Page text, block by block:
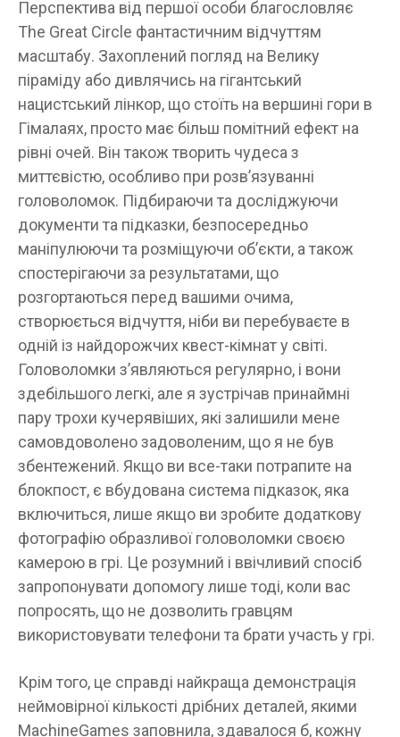
Перспектива від першої особи благословляє
The Great Circle фантастичним відчуттям
масштабу. Захоплений погляд на Велику
піраміду або дивлячись на гігантський
нацистський лінкор, що стоїть на вершині гори в
Гімалаях, просто має більш помітний ефект на
рівні очей. Він також творить чудеса з
миттєвістю, особливо при розв’язуванні
головоломок. Підбираючи та досліджуючи
документи та підказки, безпосередньо
маніпулюючи та розміщуючи об’єкти, а також
спостерігаючи за результатами, що
розгортаються перед вашими очима,
створюється відчуття, ніби ви перебуваєте в
одній із найдорожчих квест-кімнат у світі.
Головоломки з’являються регулярно, і вони
здебільшого легкі, але я зустрічав принаймні
пару трохи кучерявіших, які залишили мене
самовдоволено задоволеним, що я не був
збентежений. Якщо ви все-таки потрапите на
блокпост, є вбудована система підказок, яка
включиться, лише якщо ви зробите додаткову
фотографію образливої ​​головоломки своєю
камерою в грі. Це розумний і ввічливий спосіб
запропонувати допомогу лише тоді, коли вас
попросять, що не дозволить гравцям
використовувати телефони та брати участь у грі.
Крім того, це справді найкраща демонстрація
неймовірної кількості дрібних деталей, якими
MachineGames заповнила, здавалося б, кожну